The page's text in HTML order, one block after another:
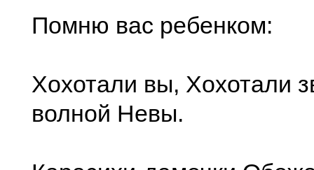
Помню вас ребенком:
Хохотали вы, Хохотали
волной Невы.